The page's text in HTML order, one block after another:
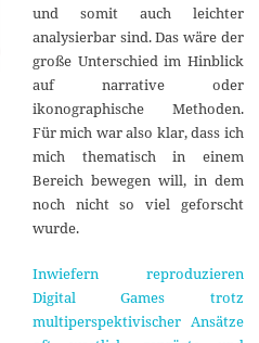
und somit auch leichter
analysierbar sind. Das wäre der
große Unterschied im Hinblick
auf narrative oder
ikonographische Methoden.
Für mich war also klar, dass ich
mich thematisch in einem
Bereich bewegen will, in dem
noch nicht so viel geforscht
wurde.
Inwiefern reproduzieren
Digital Games trotz
multiperspektivischer Ansätze